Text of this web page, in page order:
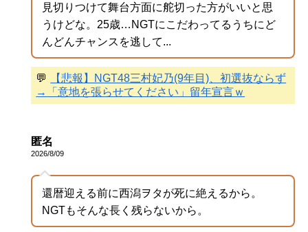
見切りつけて舞台方面に舵切った方がいいと思
うけどな。25歳…NGTにこだわってるうちにど
んどんチャンスを逃して...
💬
【悲報】NGT48三村妃乃(9年目)、初選抜ならず
→「意地を張らせてください」留年宣言ｗ
匿名
2026/8/09
還暦迎える前に西潟ヲタが死に絶えるから。
NGTもそんな長く残らないから。